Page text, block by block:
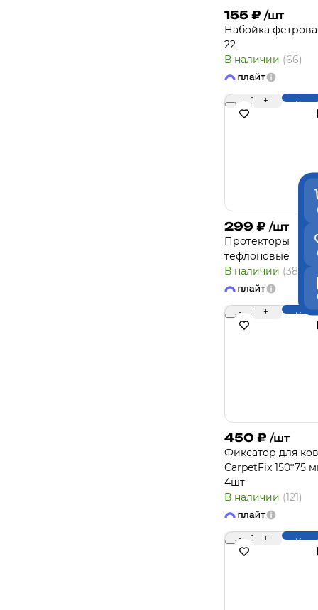
155 ₽ /шт
Набойка
22
В наличии (66)
- 1 +
299 ₽ /шт
Протекторы
тефлоновые
В наличии (38)
- 1 +
450 ₽ /шт
Фиксатор для
CarpetFix 150*75
4шт
В наличии (121)
- 1 +